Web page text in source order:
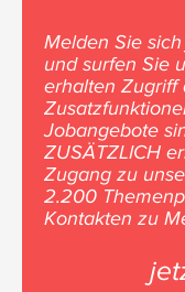
Melden Sie
und surfen Sie
erhalten Zugriff
Jobangebote
ZUSÄTZLICH
Zugang zu
2.200
Kontakten zu